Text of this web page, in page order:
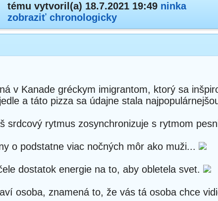
tému vytvoril(a) 18.7.2021 19:49 ninka
zobraziť chronologicky
v Kanade gréckym imigrantom, ktorý sa
a táto pizza sa údajne stala
srdcový rytmus zosynchronizuje s rytmom
o podstatne viac nočných môr ako muži...
dostatok energie na to, aby obletela svet.
osoba, znamená to, že vás tá osoba chce